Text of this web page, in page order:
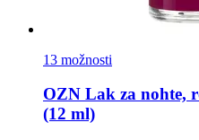
13 možnosti
OZN Lak za nohte,
(12 ml)